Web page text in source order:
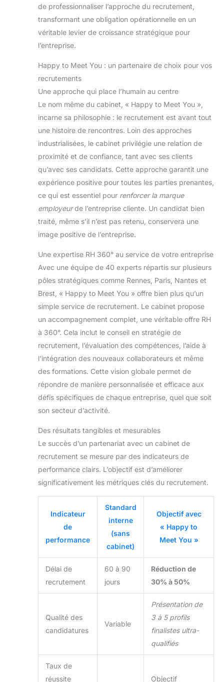
de professionnaliser l’approche du recrutement,
transformant une obligation opérationnelle en un
véritable levier de croissance stratégique pour
l’entreprise.
Happy to Meet You : un partenaire de choix pour vos
recrutements
Une approche qui place l’humain au centre
Le nom même du cabinet, « Happy to Meet You »,
incarne sa philosophie : le recrutement est avant tout
une histoire de rencontres. Loin des approches
industrialisées, le cabinet privilégie une relation de
proximité et de confiance, tant avec ses clients
qu’avec ses candidats. Cette approche garantit une
expérience positive pour toutes les parties prenantes,
ce qui est essentiel pour renforcer la marque
employeurde l’entreprise cliente. Un candidat bien
traité, même s’il n’est pas retenu, conservera une
image positive de l’entreprise.
Une expertise RH 360° au service de votre entreprise
Avec une équipe de 40 experts répartis sur plusieurs
pôles stratégiques comme Rennes, Paris, Nantes et
Brest, « Happy to Meet You » offre bien plus qu’un
simple service de recrutement. Le cabinet propose
un accompagnement complet, une véritable offre RH
à 360°. Cela inclut le conseil en stratégie de
recrutement, l’évaluation des compétences, l’aide à
l’intégration des nouveaux collaborateurs et même
des formations. Cette vision globale permet de
répondre de manière personnalisée et efficace aux
défis spécifiques de chaque entreprise, quel que soit
son secteur d’activité.
Des résultats tangibles et mesurables
Le succès d’un partenariat avec un cabinet de
recrutement se mesure par des indicateurs de
performance clairs. L’objectif est d’améliorer
significativement les métriques clés du recrutement.
Indicateur
de
performance
Standard
interne
(sans
cabinet)
Objectif avec
« Happy to
Meet You »
Délai de
recrutement
60 à 90
jours
Réduction de
30% à 50%
Qualité des
candidatures
Variable
Présentation de
3 à 5 profils
finalistes ultra-
qualifiés
Taux de
réussite
Objectif